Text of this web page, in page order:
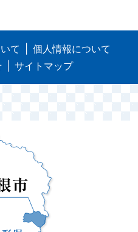
て
個人情報について
サイトマップ